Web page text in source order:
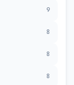
9
8
8
8